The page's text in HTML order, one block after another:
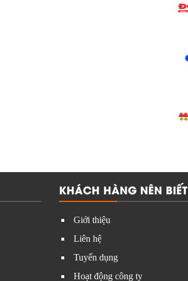
KHÁCH HÀNG NÊN BIẾT
Giới thiệu
Liên hệ
Tuyển dụng
Hoạt động công ty